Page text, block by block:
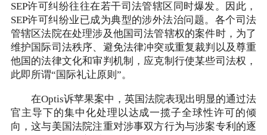
SEP许可纠纷往往在若干司法管辖区同时爆发。因此，
SEP许可纠纷业已成为典型的涉外法治问题。各个司法
管辖区法院在处理涉及他国司法管辖权的案件时，为了
维护国际司法秩序、避免法律冲突或重复裁判以及尊重
他国的法律文化和审判机制，应克制行使某些司法权，
此即所谓“国际礼让原则”。
在Optis诉苹果案中，英国法院表现出明显的通过法
官主导下的集中化处理以达成一揽子全球性许可的倾
向，这与美国法院注重对涉事双方行为与涉案专利的逐